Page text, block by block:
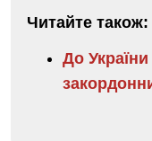
Читайте також:
До